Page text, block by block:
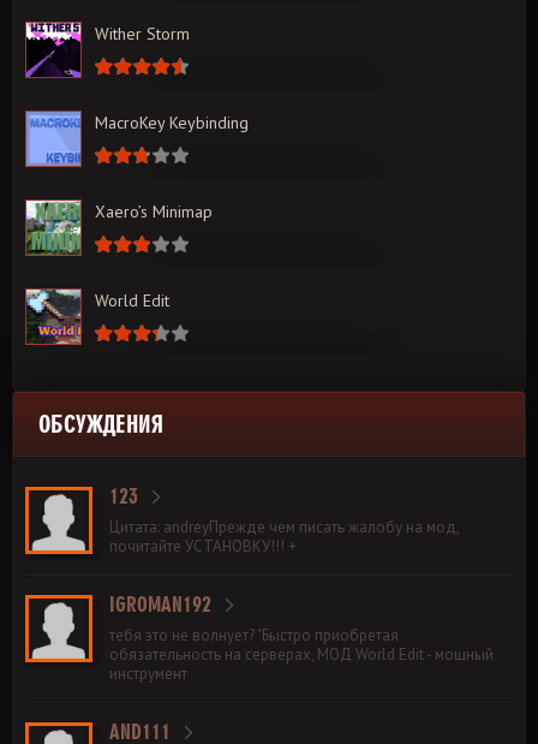
Wither Storm
MacroKey Keybinding
Xaero’s Minimap
World Edit
ОБСУЖДЕНИЯ
123
Цитата: andreyПрежде чем писать жалобу на мод,
почитайте УСТАНОВКУ!!! +
IGROMAN192
тебя это не волнует? "Быстро приобретая
обязательность на серверах, МОД World Edit - мощный
инструмент
AND111